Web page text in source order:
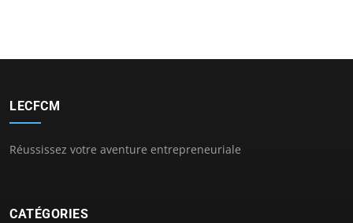
LECFCM
Réussissez votre aventure entrepreneuriale
CATÉGORIES